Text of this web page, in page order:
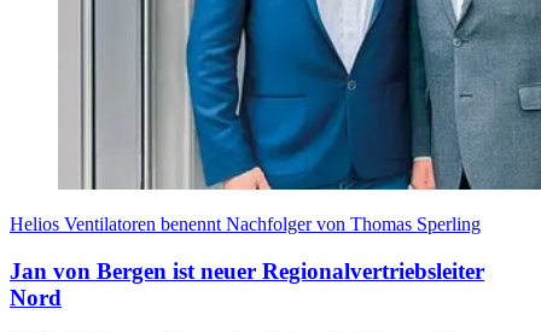
Helios Ventilatoren benennt Nachfolger von Thomas Sperling
Jan von Bergen ist neuer Regionalvertriebsleiter
Nord